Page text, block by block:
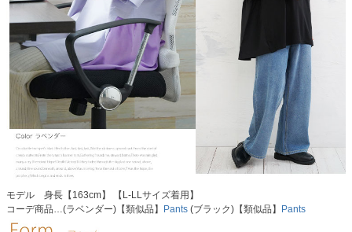
モデル 身長【163cm】 【L-LLサイズ着用】
コーデ商品…(ラベンダー)【類似品】
Pants (ブラック)【類似品】 Pants